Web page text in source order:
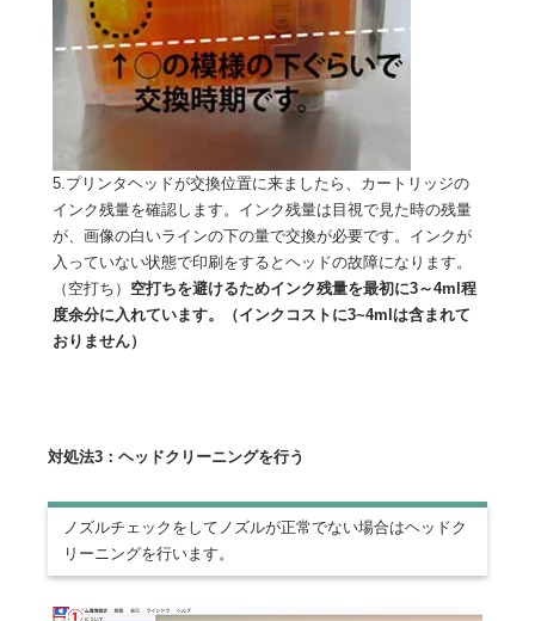
5.プリンタヘッドが交換位置に来ましたら、カートリッジの
インク残量を確認します。インク残量は目視で見た時の残量
が、画像の白いラインの下の量で交換が必要です。インクが
入っていない状態で印刷をするとヘッドの故障になります。
（空打ち） 空打ちを避けるためインク残量を最初に3～4ml程
度余分に入れています。（インクコストに3~4mlは含まれて
おりません）
対処法3：ヘッドクリーニングを行う
ノズルチェックをしてノズルが正常でない場合はヘッドク
リーニングを行います。